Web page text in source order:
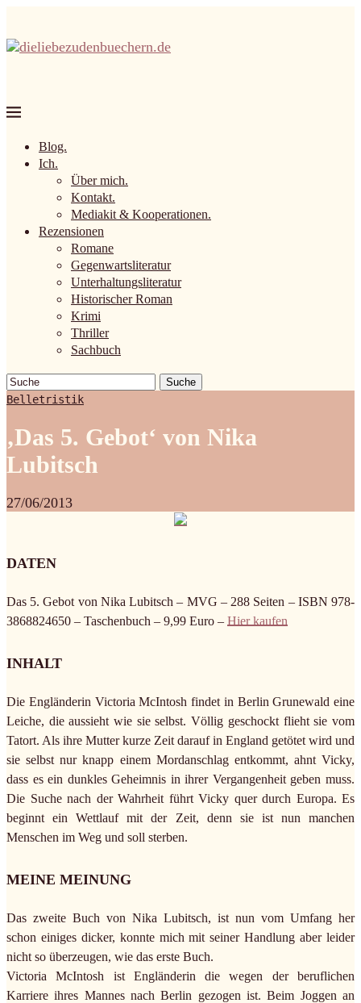
Blog.
Ich.
Über mich.
Kontakt.
Mediakit & Kooperationen.
Rezensionen
Romane
Gegenwartsliteratur
Unterhaltungsliteratur
Historischer Roman
Krimi
Thriller
Sachbuch
Suche
Belletristik
‚Das 5. Gebot‘ von Nika
Lubitsch
27/06/2013
DATEN
Das 5. Gebot von Nika Lubitsch – MVG – 288 Seiten – ISBN 978-
3868824650 – Taschenbuch – 9,99 Euro – Hier kaufen
INHALT
Die Engländerin Victoria McIntosh findet in Berlin Grunewald eine
Leiche, die aussieht wie sie selbst. Völlig geschockt flieht sie vom
Tatort. Als ihre Mutter kurze Zeit darauf in England getötet wird und
sie selbst nur knapp einem Mordanschlag entkommt, ahnt Vicky,
dass es ein dunkles Geheimnis in ihrer Vergangenheit geben muss.
Die Suche nach der Wahrheit führt Vicky quer durch Europa. Es
beginnt ein Wettlauf mit der Zeit, denn sie ist nun manchen
Menschen im Weg und soll sterben.
MEINE MEINUNG
Das zweite Buch von Nika Lubitsch, ist nun vom Umfang her
schon einiges dicker, konnte mich mit seiner Handlung aber leider
nicht so überzeugen, wie das erste Buch.
Victoria McIntosh ist Engländerin die wegen der beruflichen
Karriere ihres Mannes nach Berlin gezogen ist. Beim Joggen an